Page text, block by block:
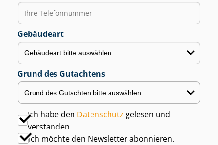
Gebäudeart
Grund des Gutachtens
Ich habe den Datenschutz gelesen und
verstanden.
Ich möchte den Newsletter abonnieren.